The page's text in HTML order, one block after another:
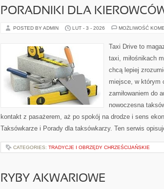
PORADNIKI DLA
POSTED BY ADMIN LUT - 3 - 2026 MOŻLIWOŚĆ
Taxi Drive to
taxi, miłośnikach
chcą lepiej
miejsce, w którym
zamiłowaniem do
nowoczesna
kontakt z pasażerem, aż po spokój na drodze i sens
Taksówkarze i Porady dla taksówkarzy. Ten serwis
CATEGORIES: TRADYCJE I OBRZĘDY CHRZEŚCIJAŃSKIE
RYBY AKWARIOWE